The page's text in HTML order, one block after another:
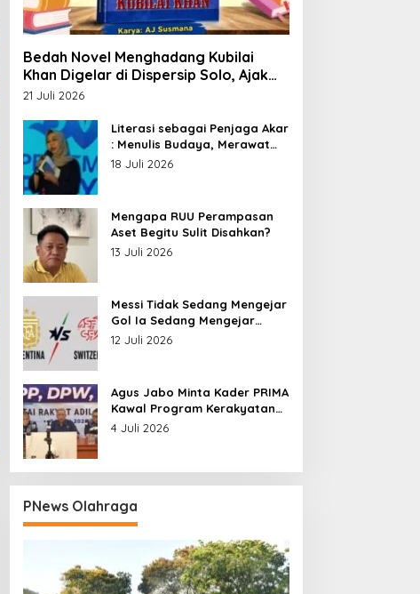
Bedah Novel Menghadang Kubilai
Khan Digelar di Dispersip Solo, Ajak
Publik Menyelami Heroisme Leluhur
21 Juli 2026
Literasi sebagai Penjaga Akar
: Menulis Budaya, Merawat
Identitas
18 Juli 2026
Mengapa RUU Perampasan
Aset Begitu Sulit Disahkan?
13 Juli 2026
Messi Tidak Sedang Mengejar
Gol Ia Sedang Mengejar
Keabadian
12 Juli 2026
Agus Jabo Minta Kader PRIMA
Kawal Program Kerakyatan
Pemerintahan Prabowo
4 Juli 2026
PNews Olahraga